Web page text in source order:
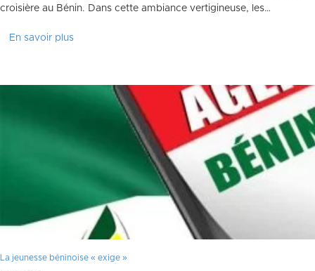
croisière au Bénin. Dans cette ambiance vertigineuse, les…
En savoir plus
La jeunesse béninoise « exige »